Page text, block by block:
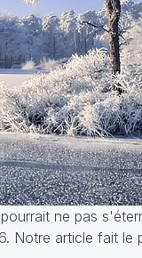
ne pas
article fait le